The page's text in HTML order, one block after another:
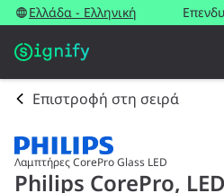
Ελλάδα - Ελληνική
Επιστροφή στη σειρά
Λαμπτήρες CorePro Glass LED
Philips CorePro,